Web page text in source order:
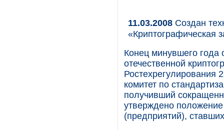
11.03.2008 Создан
«Криптографическая
Конец минувшего года
отечественной
Ростехрегулирования
комитет по
получивший
утверждено положение
(предприятий),